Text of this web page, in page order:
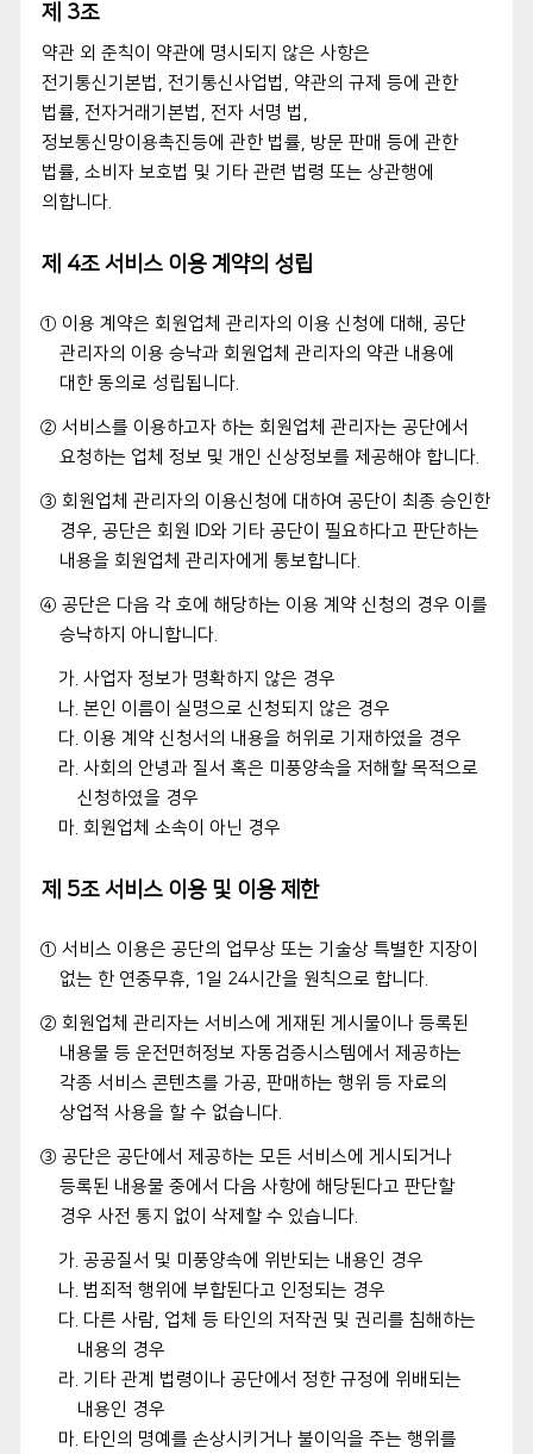
제 3조
약관 외 준칙이 약관에 명시되지 않은 사항은
전기통신기본법, 전기통신사업법, 약관의 규제 등에 관한
법률, 전자거래기본법, 전자 서명 법,
정보통신망이용촉진등에 관한 법률, 방문 판매 등에 관한
법률, 소비자 보호법 및 기타 관련 법령 또는 상관행에
의합니다.
제 4조 서비스 이용 계약의 성립
① 이용 계약은 회원업체 관리자의 이용 신청에 대해, 공단
관리자의 이용 승낙과 회원업체 관리자의 약관 내용에
대한 동의로 성립됩니다.
② 서비스를 이용하고자 하는 회원업체 관리자는 공단에서
요청하는 업체 정보 및 개인 신상정보를 제공해야 합니다.
③ 회원업체 관리자의 이용신청에 대하여 공단이 최종 승인한
경우, 공단은 회원 ID와 기타 공단이 필요하다고 판단하는
내용을 회원업체 관리자에게 통보합니다.
④ 공단은 다음 각 호에 해당하는 이용 계약 신청의 경우 이를
승낙하지 아니합니다.
가. 사업자 정보가 명확하지 않은 경우
나. 본인 이름이 실명으로 신청되지 않은 경우
다. 이용 계약 신청서의 내용을 허위로 기재하였을 경우
라. 사회의 안녕과 질서 혹은 미풍양속을 저해할 목적으로
신청하였을 경우
마. 회원업체 소속이 아닌 경우
제 5조 서비스 이용 및 이용 제한
① 서비스 이용은 공단의 업무상 또는 기술상 특별한 지장이
없는 한 연중무휴, 1일 24시간을 원칙으로 합니다.
② 회원업체 관리자는 서비스에 게재된 게시물이나 등록된
내용물 등 운전면허정보 자동검증시스템에서 제공하는
각종 서비스 콘텐츠를 가공, 판매하는 행위 등 자료의
상업적 사용을 할 수 없습니다.
③ 공단은 공단에서 제공하는 모든 서비스에 게시되거나
등록된 내용물 중에서 다음 사항에 해당된다고 판단할
경우 사전 통지 없이 삭제할 수 있습니다.
가. 공공질서 및 미풍양속에 위반되는 내용인 경우
나. 범죄적 행위에 부합된다고 인정되는 경우
다. 다른 사람, 업체 등 타인의 저작권 및 권리를 침해하는
내용의 경우
라. 기타 관계 법령이나 공단에서 정한 규정에 위배되는
내용인 경우
마. 타인의 명예를 손상시키거나 불이익을 주는 행위를